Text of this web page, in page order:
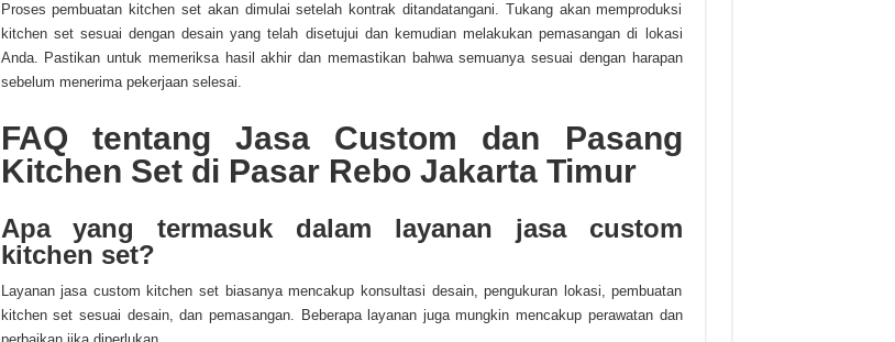
Proses pembuatan kitchen set akan dimulai setelah kontrak ditandatangani. Tukang akan memproduksi
kitchen set sesuai dengan desain yang telah disetujui dan kemudian melakukan pemasangan di lokasi
Anda. Pastikan untuk memeriksa hasil akhir dan memastikan bahwa semuanya sesuai dengan harapan
sebelum menerima pekerjaan selesai.
FAQ tentang Jasa Custom dan Pasang
Kitchen Set di Pasar Rebo Jakarta Timur
Apa yang termasuk dalam layanan jasa custom
kitchen set?
Layanan jasa custom kitchen set biasanya mencakup konsultasi desain, pengukuran lokasi, pembuatan
kitchen set sesuai desain, dan pemasangan. Beberapa layanan juga mungkin mencakup perawatan dan